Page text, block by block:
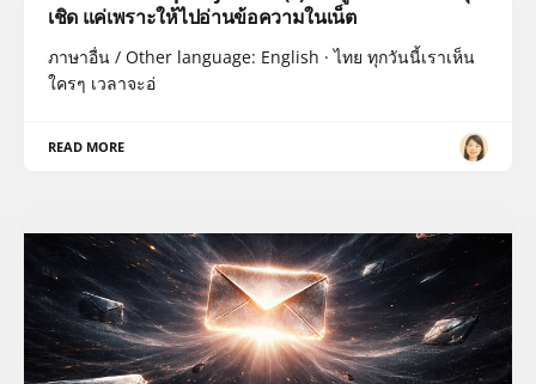
เชิด แค่เพราะให้ไปอ่านข้อความในเน็ต
ภาษาอื่น / Other language: English · ไทย ทุกวันนี้เราเห็น
ใครๆ เวลาจะอ่
READ MORE